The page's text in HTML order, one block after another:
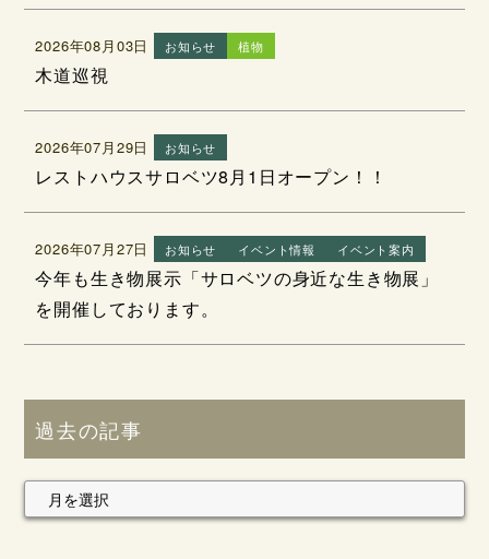
2026年08月03日 お知らせ 植物
木道巡視
2026年07月29日 お知らせ
レストハウスサロベツ8月1日オープン！！
2026年07月27日 お知らせ イベント情報 イベント案内
今年も生き物展示「サロベツの身近な生き物展」
を開催しております。
過去の記事